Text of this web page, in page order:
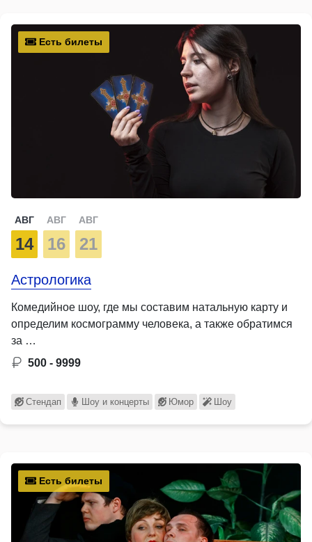
Есть билеты
АВГ
14
АВГ
16
АВГ
21
Астрологика
Комедийное шоу, где мы составим натальную карту и
определим космограмму человека, а также обратимся
за …
500 - 9999
Стендап Шоу и концерты Юмор Шоу
Есть билеты